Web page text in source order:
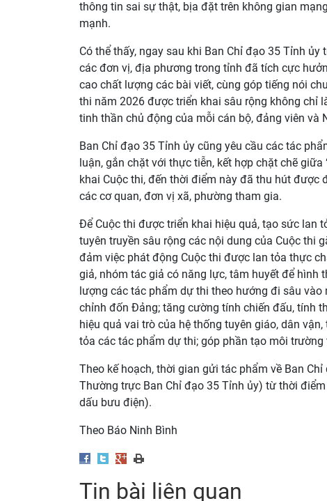
thông tin sai sự thật, bịa đặt trên không gian
mạnh.
Có thể thấy, ngay sau khi Ban Chỉ đạo 35 Tỉnh
các đơn vị, địa phương trong tỉnh đã tích cực
cao chất lượng các bài viết, cùng góp tiếng nói
thi năm 2026 được triển khai sâu rộng không chỉ
tinh thần chủ động của mỗi cán bộ, đảng viên
Ban Chỉ đạo 35 Tỉnh ủy cũng yêu cầu các tác
luận, gắn chặt với thực tiễn, kết hợp chặt chẽ giữa
khai Cuộc thi, đến thời điểm này đã thu hút được
các cơ quan, đơn vị xã, phường tham gia.
Để Cuộc thi được triển khai hiệu quả, tạo sức lan
tuyên truyền sâu rộng các nội dung của Cuộc thi
đảm việc phát động Cuộc thi được lan tỏa thực
giả, nhóm tác giả có năng lực, tâm huyết để
lượng các tác phẩm dự thi theo hướng đi sâu
chỉnh đốn Đảng; tăng cường tính chiến đấu, tính
hiệu quả vai trò của hệ thống tuyên giáo, dân
tỏa các tác phẩm dự thi; góp phần tạo môi
Theo kế hoạch, thời gian gửi tác phẩm về Ban
Thường trực Ban Chỉ đạo 35 Tỉnh ủy) từ thời
dấu bưu điện).
Theo Báo Ninh Bình
Tin bài liên quan